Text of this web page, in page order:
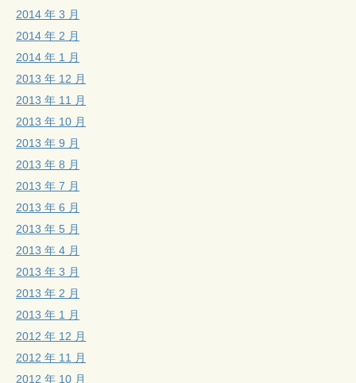
2014 年 3 月
2014 年 2 月
2014 年 1 月
2013 年 12 月
2013 年 11 月
2013 年 10 月
2013 年 9 月
2013 年 8 月
2013 年 7 月
2013 年 6 月
2013 年 5 月
2013 年 4 月
2013 年 3 月
2013 年 2 月
2013 年 1 月
2012 年 12 月
2012 年 11 月
2012 年 10 月